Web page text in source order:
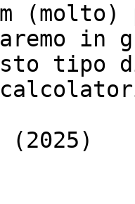
(molto)
in
tipo
(2025)